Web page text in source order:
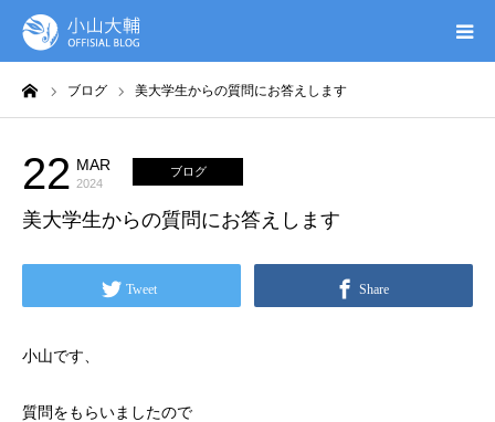
ブログ 美大学生からの質問にお答えします
22 MAR
2024
ブログ
美大学生からの質問にお答えします
Tweet Share
小山です、
質問をもらいましたので
UTAGE(ウタゲ)
お申し込み特典
ウタゲシステムラボ
無料ガイドブック
オンシク本
プロフィール